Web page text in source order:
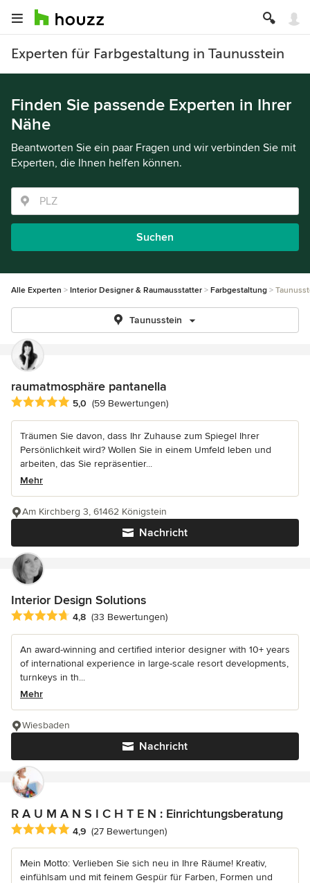
Experten für Farbgestaltung in Taunusstein
Finden Sie passende Experten in Ihrer
Nähe
Beantworten Sie ein paar Fragen und wir verbinden Sie mit
Experten, die Ihnen helfen können.
Suchen
Alle Experten Interior Designer & Raumausstatter Farbgestaltung
Taunusstein
raumatmosphäre pantanella
Durchschnittliche Bewertung: 5 von 5 Sternen
5,0 (59 Bewertungen)
Träumen Sie davon, dass Ihr Zuhause zum Spiegel Ihrer
Persönlichkeit wird? Wollen Sie in einem Umfeld leben und
arbeiten, das Sie repräsentier...
Mehr
Nachricht
Am Kirchberg 3, 61462 Königstein
Interior Design Solutions
Durchschnittliche Bewertung: 4.8 von 5 Sternen
4,8 (33 Bewertungen)
An award-winning and certified interior designer with 10+ years
of international experience in large-scale resort developments,
turnkeys in th...
Mehr
Nachricht
Wiesbaden
R A U M A N S I C H T E N : Einrichtungsberatung
Durchschnittliche Bewertung: 4.9 von 5 Sternen
4,9 (27 Bewertungen)
Mein Motto: Verlieben Sie sich neu in Ihre Räume! Kreativ,
einfühlsam und mit feinem Gespür für Farben, Formen und